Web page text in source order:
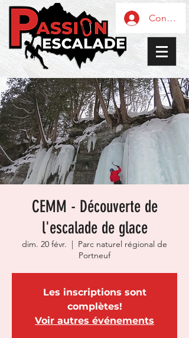
CEMM - Découverte de
l'escalade de glace
dim. 20 févr.
  |
Parc naturel régional de
Portneuf
Les inscriptions sont
complètes!
Voir autres événements